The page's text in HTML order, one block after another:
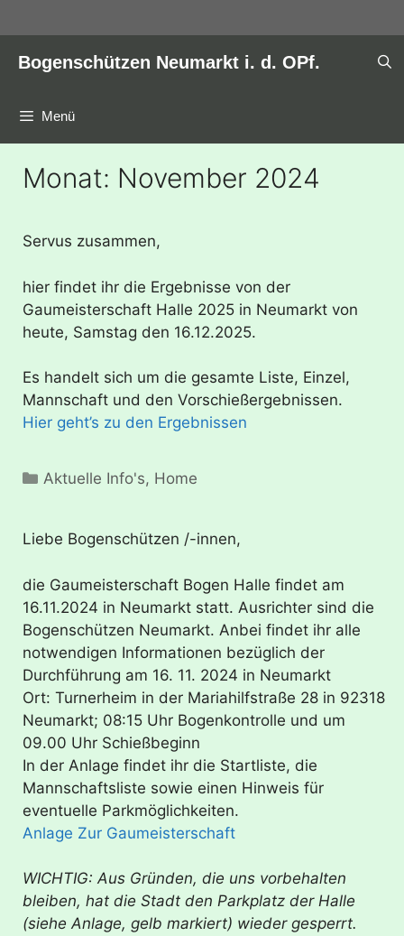
Inhalt
springen
Bogenschützen Neumarkt i. d. OPf.
Menü
Monat: November 2024
Servus zusammen,
hier findet ihr die Ergebnisse von der
Gaumeisterschaft Halle 2025 in Neumarkt von
heute, Samstag den 16.12.2025.
Es handelt sich um die gesamte Liste, Einzel,
Mannschaft und den Vorschießergebnissen.
Hier geht’s zu den Ergebnissen
Kategorien
Aktuelle Info's, Home
Liebe Bogenschützen /-innen,
die Gaumeisterschaft Bogen Halle findet am
16.11.2024 in Neumarkt statt. Ausrichter sind die
Bogenschützen Neumarkt. Anbei findet ihr alle
notwendigen Informationen bezüglich der
Durchführung am 16. 11. 2024 in Neumarkt
Ort: Turnerheim in der Mariahilfstraße 28 in 92318
Neumarkt; 08:15 Uhr Bogenkontrolle und um
09.00 Uhr Schießbeginn
In der Anlage findet ihr die Startliste, die
Mannschaftsliste sowie einen Hinweis für
eventuelle Parkmöglichkeiten.
Anlage Zur Gaumeisterschaft
WICHTIG: Aus Gründen, die uns vorbehalten
bleiben, hat die Stadt den Parkplatz der Halle
(siehe Anlage, gelb markiert) wieder gesperrt.